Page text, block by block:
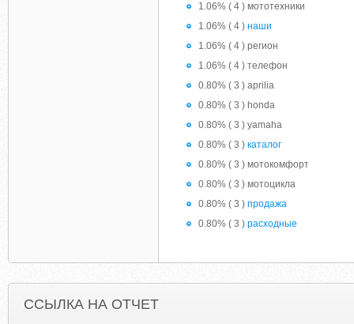
1.06% ( 4 ) мототехники
1.06% ( 4 ) наши
1.06% ( 4 ) регион
1.06% ( 4 ) телефон
0.80% ( 3 ) aprilia
0.80% ( 3 ) honda
0.80% ( 3 ) yamaha
0.80% ( 3 ) каталог
0.80% ( 3 ) мотокомфорт
0.80% ( 3 ) мотоцикла
0.80% ( 3 ) продажа
0.80% ( 3 ) расходные
ССЫЛКА НА ОТЧЕТ